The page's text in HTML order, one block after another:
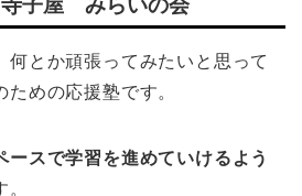
子屋 みらいの会
何とか頑張ってみたいと思って
めの応援塾です。
ースで学習を進めていけるよう